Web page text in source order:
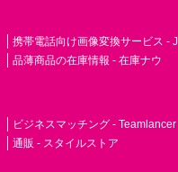
携帯電話向け画像変換サービス -
品薄商品の在庫情報 - 在庫ナウ
ビジネスマッチング - Teamlancer
通販 - スタイルストア